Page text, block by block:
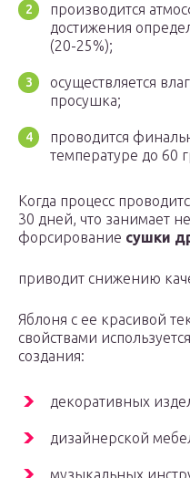
производится
достижения
(20-25%);
осуществляется
просушка;
проводится
температуре до 60
Когда процесс
30 дней, что занимает
форсирование сушки
приводит снижению
Яблоня с ее красивой
свойствами
создания:
декоративных
дизайнерской
музыкальных